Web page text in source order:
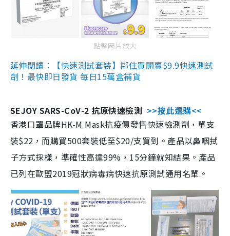
點擊圖片放大
延伸閱讀：【快速測試套裝】鄰住買開賣$9.9快速測試
劑！最快即日發貨 每日15萬盒補貨
SEJOY SARS-CoV-2 抗原快速檢測 >>按此選購<<
香港口罩品牌HK-M Mask抗疫價發售快速檢測劑，單支
裝$22，而購買500套裝低至$20/支買到。產品以鼻咽拭
子方式採樣，準確性高達99%，15分鐘就知結果。產品
已列在歐盟2019冠狀病毒病快速抗原測試通用名單。